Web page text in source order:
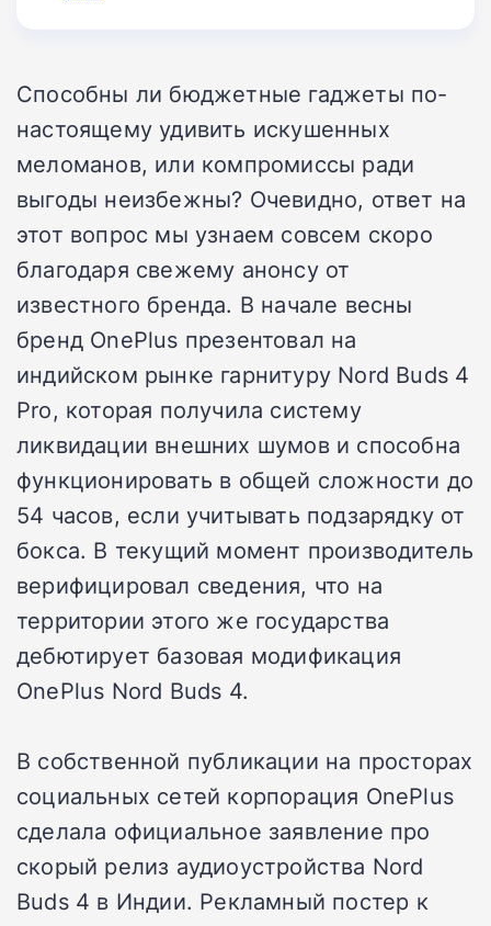
Способны ли бюджетные гаджеты по-
настоящему удивить искушенных
меломанов, или компромиссы ради
выгоды неизбежны? Очевидно, ответ на
этот вопрос мы узнаем совсем скоро
благодаря свежему анонсу от
известного бренда. В начале весны
бренд OnePlus презентовал на
индийском рынке гарнитуру Nord Buds 4
Pro, которая получила систему
ликвидации внешних шумов и способна
функционировать в общей сложности до
54 часов, если учитывать подзарядку от
бокса. В текущий момент производитель
верифицировал сведения, что на
территории этого же государства
дебютирует базовая модификация
OnePlus Nord Buds 4.
В собственной публикации на просторах
социальных сетей корпорация OnePlus
сделала официальное заявление про
скорый релиз аудиоустройства Nord
Buds 4 в Индии. Рекламный постер к